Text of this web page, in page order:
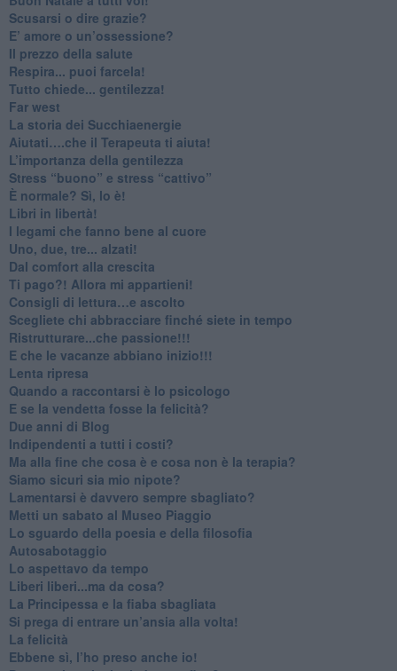
​Scusarsi o dire grazie?
​E’ amore o un’ossessione?
​Il prezzo della salute
​Respira... puoi farcela!
​Tutto chiede... gentilezza!
​Far west
​La storia dei Succhiaenergie
​Aiutati….che il Terapeuta ti aiuta!
​L’importanza della gentilezza
​Stress “buono” e stress “cattivo”
​È normale? Sì, lo è!
​Libri in libertà!
​I legami che fanno bene al cuore
Uno, due, tre... alzati!​
​Dal comfort alla crescita
​Ti pago?! Allora mi appartieni!​
​Consigli di lettura…e ascolto
​Scegliete chi abbracciare finché siete in tempo
​Ristrutturare...che passione!!!
​E che le vacanze abbiano inizio!!!
​Lenta ripresa
​Quando a raccontarsi è lo psicologo
​E se la vendetta fosse la felicità?
​Due anni di Blog
​Indipendenti a tutti i costi?
​Ma alla fine che cosa è e cosa non è la terapia?
​Siamo sicuri sia mio nipote?
​Lamentarsi è davvero sempre sbagliato?
​Metti un sabato al Museo Piaggio
​Lo sguardo della poesia e della filosofia
Autosabotaggio
​Lo aspettavo da tempo
​Liberi liberi...ma da cosa?
​La Principessa e la fiaba sbagliata
Si prega di entrare un’ansia alla volta!
​La felicità
​Ebbene sì, l’ho preso anche io!